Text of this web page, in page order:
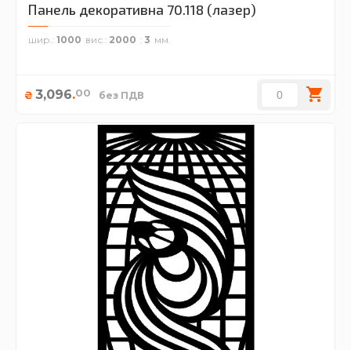
Панель декоративна 70.118 (лазер)
шир. 1000 вис. 2000 3
₴ 3,096.00 без ПДВ